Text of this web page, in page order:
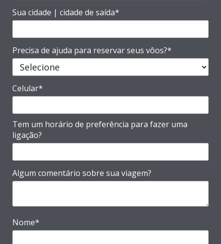
Sua cidade | cidade de saída*
Precisa de ajuda para reservar seus vôos?*
Celular*
Tem um horário de preferência para fazer uma
ligação?
Algum comentário sobre sua viagem?
Nome*